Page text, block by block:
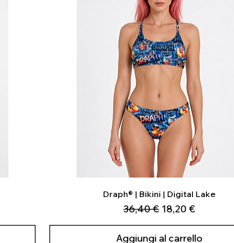
Vista rapida
Draph® | Bikini | Digital Lake
Prezzo regolare
36,40 € Prezzo scontato
18,20 €
Aggiungi al carrello